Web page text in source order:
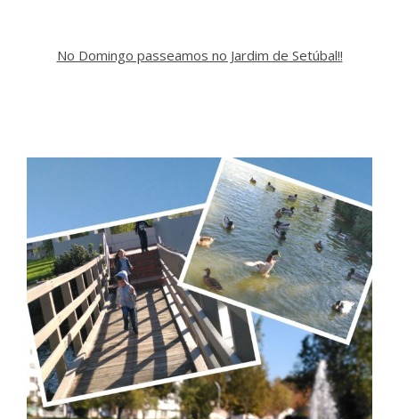
No Domingo passeamos no Jardim de Setúbal!!